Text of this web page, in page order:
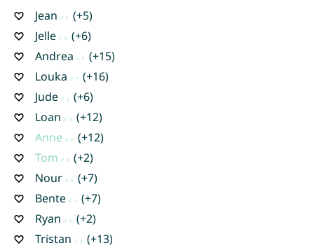
Jean
(+5)
Jelle
(+6)
Andrea
(+15)
Louka
(+16)
Jude
(+6)
Loan
(+12)
Anne
(+12)
Tom
(+2)
Nour
(+7)
Bente
(+7)
Ryan
(+2)
Tristan
(+13)